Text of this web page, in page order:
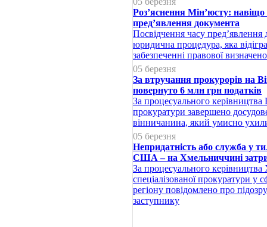
Роз’яснення Мін’юсту: навіщо
пред’явлення документа
Посвідчення часу
юридична процедура, яка
забезпеченні правової
05 березня
За втручання прокурорів на
повернуто 6 млн грн податків
За процесуального керівництва
прокуратури завершено
вінничанина, який умисно
05 березня
Непридатність або служба у
США – на Хмельниччині
За процесуального керівництва
спеціалізованої прокуратури у
регіону повідомлено про
заступнику